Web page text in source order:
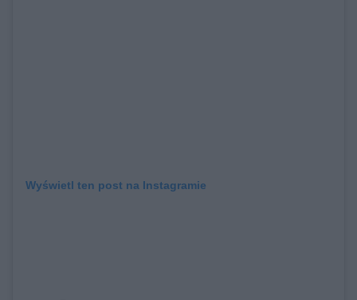
Wyświetl ten post na Instagramie